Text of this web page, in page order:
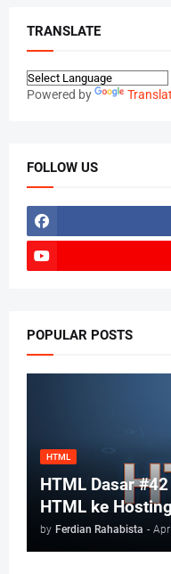
TRANSLATE
Powered by
FOLLOW US
POPULAR POSTS
HTML
HTML Dasar
HTML ke
by Ferdian Rahabista -